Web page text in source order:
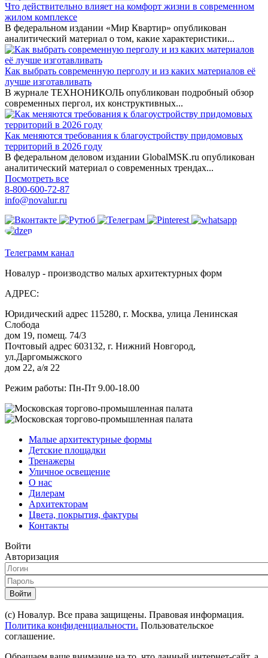
Что действительно влияет на комфорт жизни в современном
жилом комплексе
В федеральном издании «Мир Квартир» опубликован
аналитический материал о том, какие характеристики...
Как выбрать современную перголу и из каких материалов её
лучше изготавливать
В журнале ТЕХНОНИКОЛЬ опубликован подробный обзор
современных пергол, их конструктивных...
Как меняются требования к благоустройству придомовых
территорий в 2026 году
В федеральном деловом издании GlobalMSK.ru опубликован
аналитический материал о современных трендах...
Посмотреть все
8-800-600-72-87
info@novalur.ru
Телеграмм канал
Новалур - производство малых архитектурных форм
АДРЕС:
Юридический адрес 115280, г. Москва, улица Ленинская
Слобода
дом 19, помещ. 74/3
Почтовый адрес 603132, г. Нижний Новгород,
ул.Даргомыжского
дом 22, а/я 22
Режим работы: Пн-Пт 9.00-18.00
Малые архитектурные формы
Детские площадки
Тренажеры
Уличное освещение
О нас
Дилерам
Архитекторам
Цвета, покрытия, фактуры
Контакты
Войти
Авторизация
Войти
(с) Новалур. Все права защищены. Правовая информация.
Политика конфиденциальности. Пользовательское
соглашение.